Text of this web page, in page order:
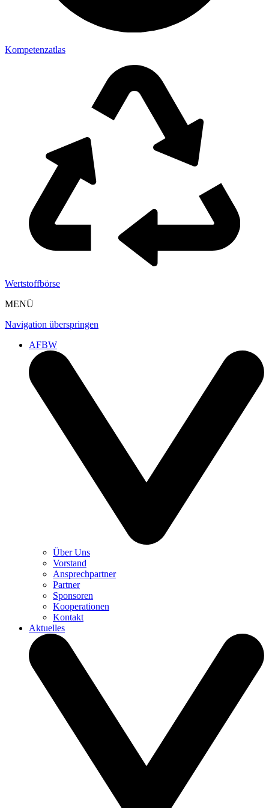
Kompetenzatlas
Wertstoffbörse
MENÜ
Navigation überspringen
AFBW
Über Uns
Vorstand
Ansprechpartner
Partner
Sponsoren
Kooperationen
Kontakt
Aktuelles